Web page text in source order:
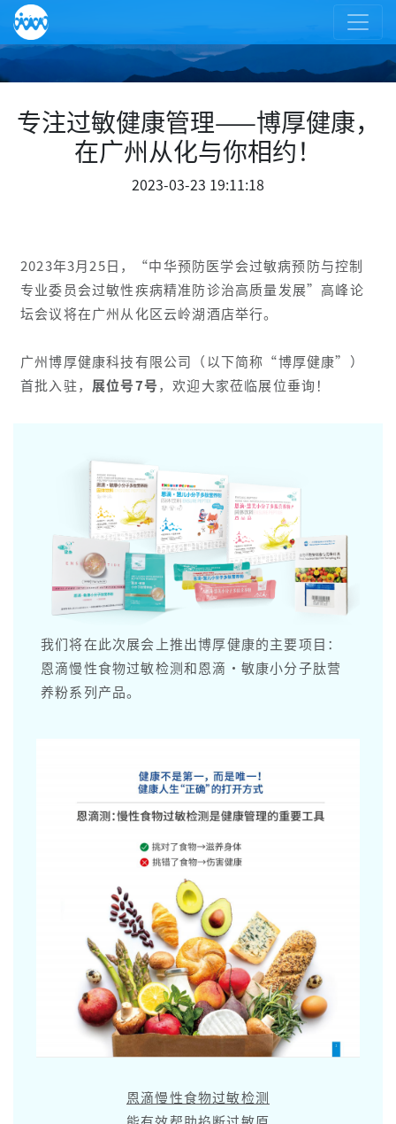
专注过敏健康管理——博厚健康，
在广州从化与你相约！
2023-03-23 19:11:18
2023年3月25日，“中华预防医学会过敏病预防与控制
专业委员会过敏性疾病精准防诊治高质量发展”高峰论
坛会议将在广州从化区云岭湖酒店举行。
广州博厚健康科技有限公司（以下简称“博厚健康”）
首批入驻， 展位号7号 ，欢迎大家莅临展位垂询！
我们将在此次展会上推出博厚健康的主要项目：
恩滴慢性食物过敏检测和恩滴·敏康小分子肽营
养粉系列产品。
恩滴慢性食物过敏检测